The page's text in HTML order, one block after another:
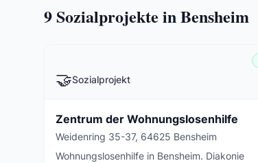
9Sozialprojekte in Bensheim
🤝Sozialprojekt
Zentrum der Wohnungslosenhilfe
Weidenring 35-37, 64625 Bensheim
Wohnungslosenhilfe in Bensheim. Diakonie